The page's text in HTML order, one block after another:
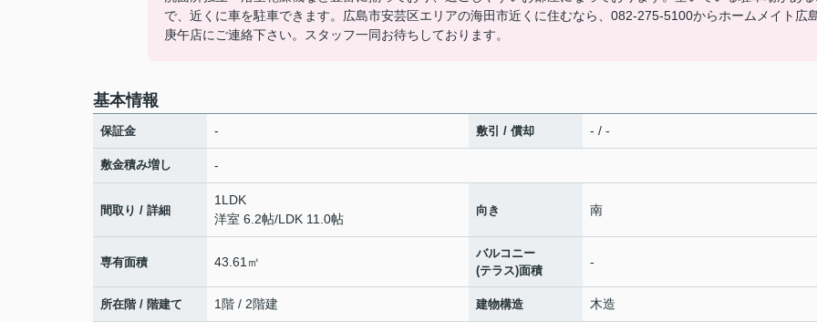
で、近くに車を駐車できます。広島市安芸区エリアの海田市近くに住むなら、082-275-5100からホームメイト広
庚午店にご連絡下さい。スタッフ一同お待ちしております。
基本情報
保証金 - 敷引 / 償却 - / -
敷金積み増し -
間取り / 詳細
1LDK
洋室 6.2帖/LDK 11.0帖
向き 南
専有面積 43.61㎡
バルコニー
(テラス)面積
-
所在階 / 階建て 1階 / 2階建 建物構造 木造